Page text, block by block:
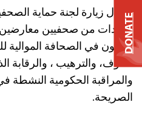
وخلال زيارة لجنة حماية
شهادات من صحفيين
يعملون في الصحافة
الخوف، والترهيب ، والرقابة
والمراقبة الحكومية النشطة
الصريحة.
DONATE